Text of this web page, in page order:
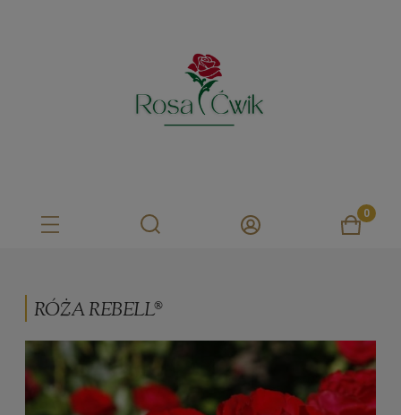
RÓŻA REBELL®